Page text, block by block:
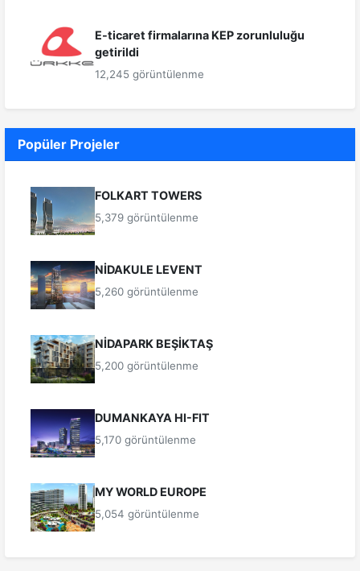
E-ticaret firmalarına KEP zorunluluğu
getirildi
12,245 görüntülenme
Popüler Projeler
FOLKART TOWERS
5,379 görüntülenme
NİDAKULE LEVENT
5,260 görüntülenme
NİDAPARK BEŞİKTAŞ
5,200 görüntülenme
DUMANKAYA HI-FIT
5,170 görüntülenme
MY WORLD EUROPE
5,054 görüntülenme